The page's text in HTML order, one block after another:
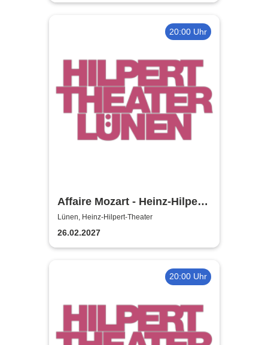
20:00 Uhr
Affaire Mozart - Heinz-Hilpert-
Theater
Lünen, Heinz-Hilpert-Theater
26.02.2027
20:00 Uhr